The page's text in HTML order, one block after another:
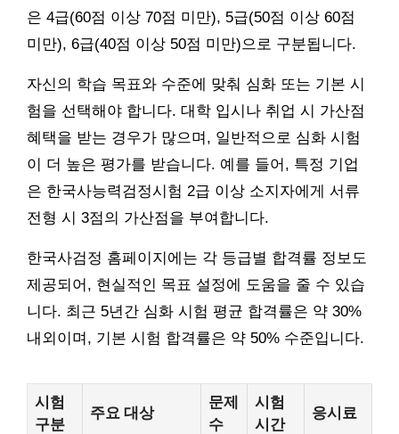
은 4급(60점 이상 70점 미만), 5급(50점 이상 60점
미만), 6급(40점 이상 50점 미만)으로 구분됩니다.
자신의 학습 목표와 수준에 맞춰 심화 또는 기본 시
험을 선택해야 합니다. 대학 입시나 취업 시 가산점
혜택을 받는 경우가 많으며, 일반적으로 심화 시험
이 더 높은 평가를 받습니다. 예를 들어, 특정 기업
은 한국사능력검정시험 2급 이상 소지자에게 서류
전형 시 3점의 가산점을 부여합니다.
한국사검정 홈페이지에는 각 등급별 합격률 정보도
제공되어, 현실적인 목표 설정에 도움을 줄 수 있습
니다. 최근 5년간 심화 시험 평균 합격률은 약 30%
내외이며, 기본 시험 합격률은 약 50% 수준입니다.
시험
구분
주요 대상
문제
수
시험
시간
응시료